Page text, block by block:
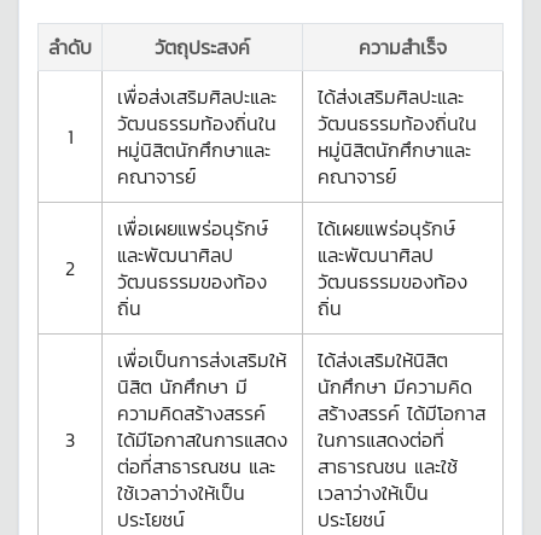
ลำดับ วัตถุประสงค์ ความสำเร็จ
1
เพื่อส่งเสริมศิลปะและ
วัฒนธรรมท้องถิ่นใน
หมู่นิสิตนักศึกษาและ
คณาจารย์
ได้ส่งเสริมศิลปะและ
วัฒนธรรมท้องถิ่นใน
หมู่นิสิตนักศึกษาและ
คณาจารย์
2
เพื่อเผยแพร่อนุรักษ์
และพัฒนาศิลป
วัฒนธรรมของท้อง
ถิ่น
ได้เผยแพร่อนุรักษ์
และพัฒนาศิลป
วัฒนธรรมของท้อง
ถิ่น
3
เพื่อเป็นการส่งเสริมให้
นิสิต นักศึกษา มี
ความคิดสร้างสรรค์
ได้มีโอกาสในการแสดง
ต่อที่สาธารณชน และ
ใช้เวลาว่างให้เป็น
ประโยชน์
ได้ส่งเสริมให้นิสิต
นักศึกษา มีความคิด
สร้างสรรค์ ได้มีโอกาส
ในการแสดงต่อที่
สาธารณชน และใช้
เวลาว่างให้เป็น
ประโยชน์